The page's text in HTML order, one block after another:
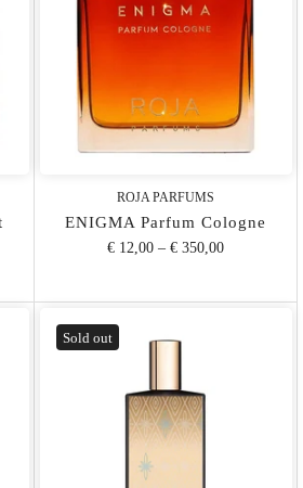
ROJA PARFUMS
ENIGMA Parfum Cologne
€ 12,00–€ 350,00
Sold out